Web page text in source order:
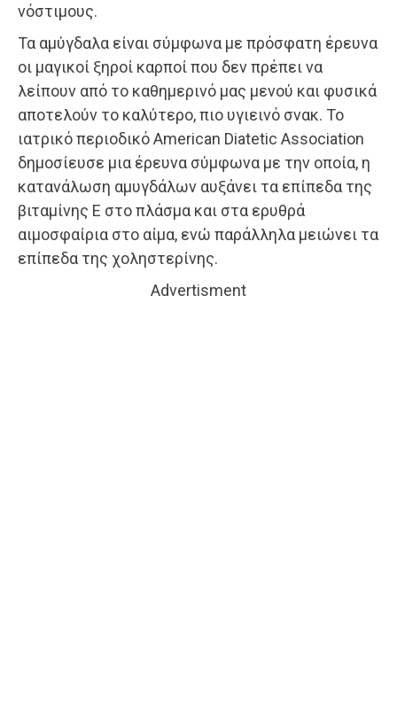
νόστιμους.
Τα αμύγδαλα είναι σύμφωνα με πρόσφατη έρευνα
οι μαγικοί ξηροί καρποί που δεν πρέπει να
λείπουν από το καθημερινό μας μενού και φυσικά
αποτελούν το καλύτερο, πιο υγιεινό σνακ. Το
ιατρικό περιοδικό American Diatetic Association
δημοσίευσε μια έρευνα σύμφωνα με την οποία, η
κατανάλωση αμυγδάλων αυξάνει τα επίπεδα της
βιταμίνης Ε στο πλάσμα και στα ερυθρά
αιμοσφαίρια στο αίμα, ενώ παράλληλα μειώνει τα
επίπεδα της χοληστερίνης.
Advertisment